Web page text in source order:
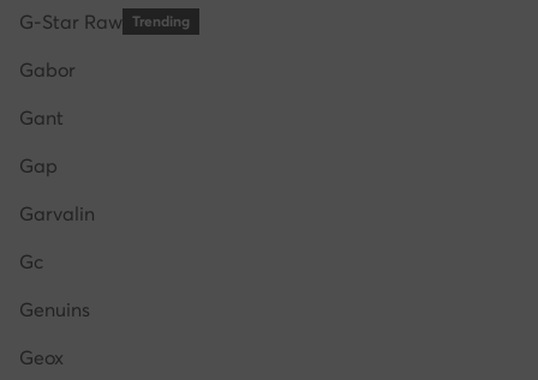
G-Star Raw Trending
Gabor
Gant
Gap
Garvalin
Gc
Genuins
Geox